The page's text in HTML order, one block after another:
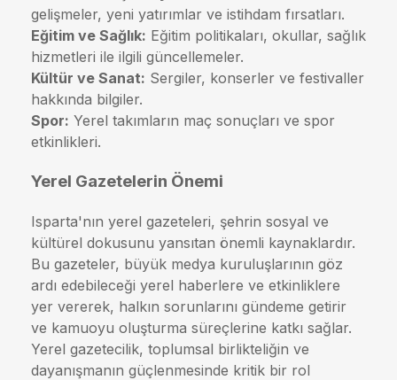
gelişmeler, yeni yatırımlar ve istihdam fırsatları.
Eğitim ve Sağlık: Eğitim politikaları, okullar, sağlık
hizmetleri ile ilgili güncellemeler.
Kültür ve Sanat: Sergiler, konserler ve festivaller
hakkında bilgiler.
Spor: Yerel takımların maç sonuçları ve spor
etkinlikleri.
Yerel Gazetelerin Önemi
Isparta'nın yerel gazeteleri, şehrin sosyal ve
kültürel dokusunu yansıtan önemli kaynaklardır.
Bu gazeteler, büyük medya kuruluşlarının göz
ardı edebileceği yerel haberlere ve etkinliklere
yer vererek, halkın sorunlarını gündeme getirir
ve kamuoyu oluşturma süreçlerine katkı sağlar.
Yerel gazetecilik, toplumsal birlikteliğin ve
dayanışmanın güçlenmesinde kritik bir rol